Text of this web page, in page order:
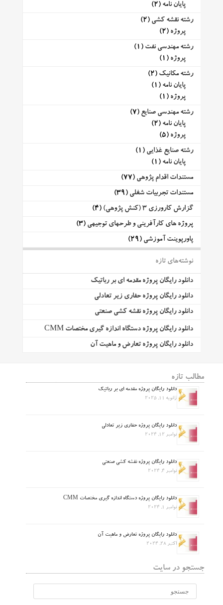
پایان نامه (2)
رشته نقشه کشی (2)
پروژه (2)
رشته مهندسی نفت (1)
پروژه (1)
رشته مکانیک (2)
پایان نامه (1)
پروژه (1)
رشته مهندسی صنایع (7)
پایان نامه (2)
پروژه (5)
رشته صنایع غذایی (1)
پایان نامه (1)
مستندات اقدام پژوهی (77)
مستندات تجربیات شغلی (39)
گزارش کارورزی 3 (کنش پژوهی)
(4)
پروژه های کارآفرینی و طرحهای توجیهی (3)
پاورپوینت آموزشی (29)
نوشته‌های تازه
دانلود رایگان پروژه مقدمه ای بر رباتیک
دانلود رایگان پروژه حفاری زیر تعادلی
دانلود رایگان پروژه نقشه کشی صنعتی
دانلود رایگان پروژه دستگاه اندازه گیری مختصات CMM
دانلود رایگان پروژه تعارض و ماهیت آن
مطالب تازه
دانلود رایگان پروژه مقدمه ای بر رباتیک
ژانویه 11, 2025
دانلود رایگان پروژه حفاری زیر تعادلی
نوامبر 12, 2024
دانلود رایگان پروژه نقشه کشی صنعتی
نوامبر 4, 2024
دانلود رایگان پروژه دستگاه اندازه گیری مختصات CMM
نوامبر 1, 2024
دانلود رایگان پروژه تعارض و ماهیت آن
اکتبر 28, 2024
جستجو در سایت